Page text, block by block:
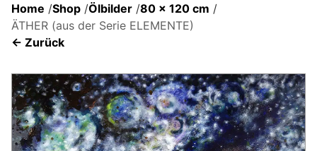
Home /Shop /Ölbilder /80 x 120 cm /
ÄTHER (aus der Serie ELEMENTE)
← Zurück